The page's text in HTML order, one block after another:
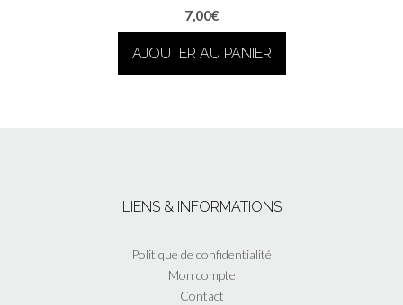
7,00€
AJOUTER AU PANIER
LIENS & INFORMATIONS
Politique de confidentialité
Mon compte
Contact